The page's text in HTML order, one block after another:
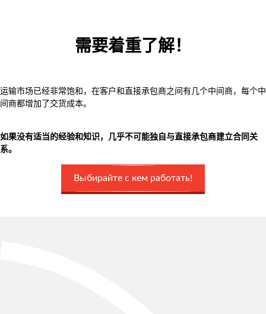
需要着重了解！
运输市场已经非常饱和，在客户和直接承包商之间有几个中间商，每个中
间商都增加了交货成本。
如果没有适当的经验和知识，几乎不可能独自与直接承包商建立合同关
系。
Выбирайте с кем работать!